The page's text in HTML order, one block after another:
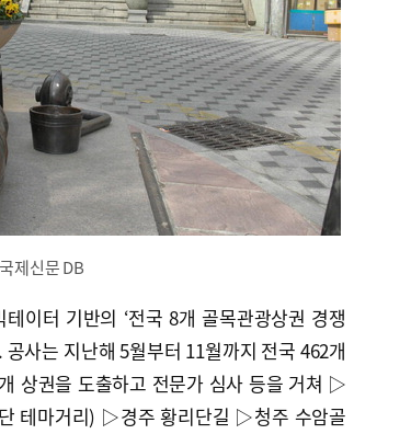
제신문 DB
이터 기반의 ‘전국 8개 골목관광상권 경쟁
사는 지난해 5월부터 11월까지 전국 462개
상권을 도출하고 전문가 심사 등을 거쳐 ▷
테마거리) ▷경주 황리단길 ▷청주 수암골